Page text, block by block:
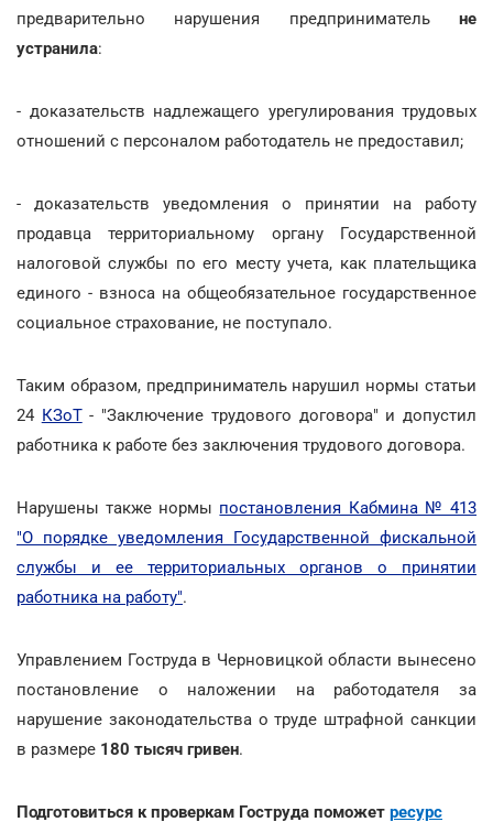
предварительно нарушения предприниматель не
устранила:
- доказательств надлежащего урегулирования трудовых
отношений с персоналом работодатель не предоставил;
- доказательств уведомления о принятии на работу
продавца территориальному органу Государственной
налоговой службы по его месту учета, как плательщика
единого - взноса на общеобязательное государственное
социальное страхование, не поступало.
Таким образом, предприниматель нарушил нормы статьи
24 КЗоТ- "Заключение трудового договора" и допустил
работника к работе без заключения трудового договора.
Нарушены также нормы постановления Кабмина № 413
"О порядке уведомления Государственной фискальной
службы и ее территориальных органов о принятии
работника на работу".
Управлением Гоструда в Черновицкой области вынесено
постановление о наложении на работодателя за
нарушение законодательства о труде штрафной санкции
в размере 180 тысяч гривен.
Подготовиться к проверкам Гоструда поможет ресурс